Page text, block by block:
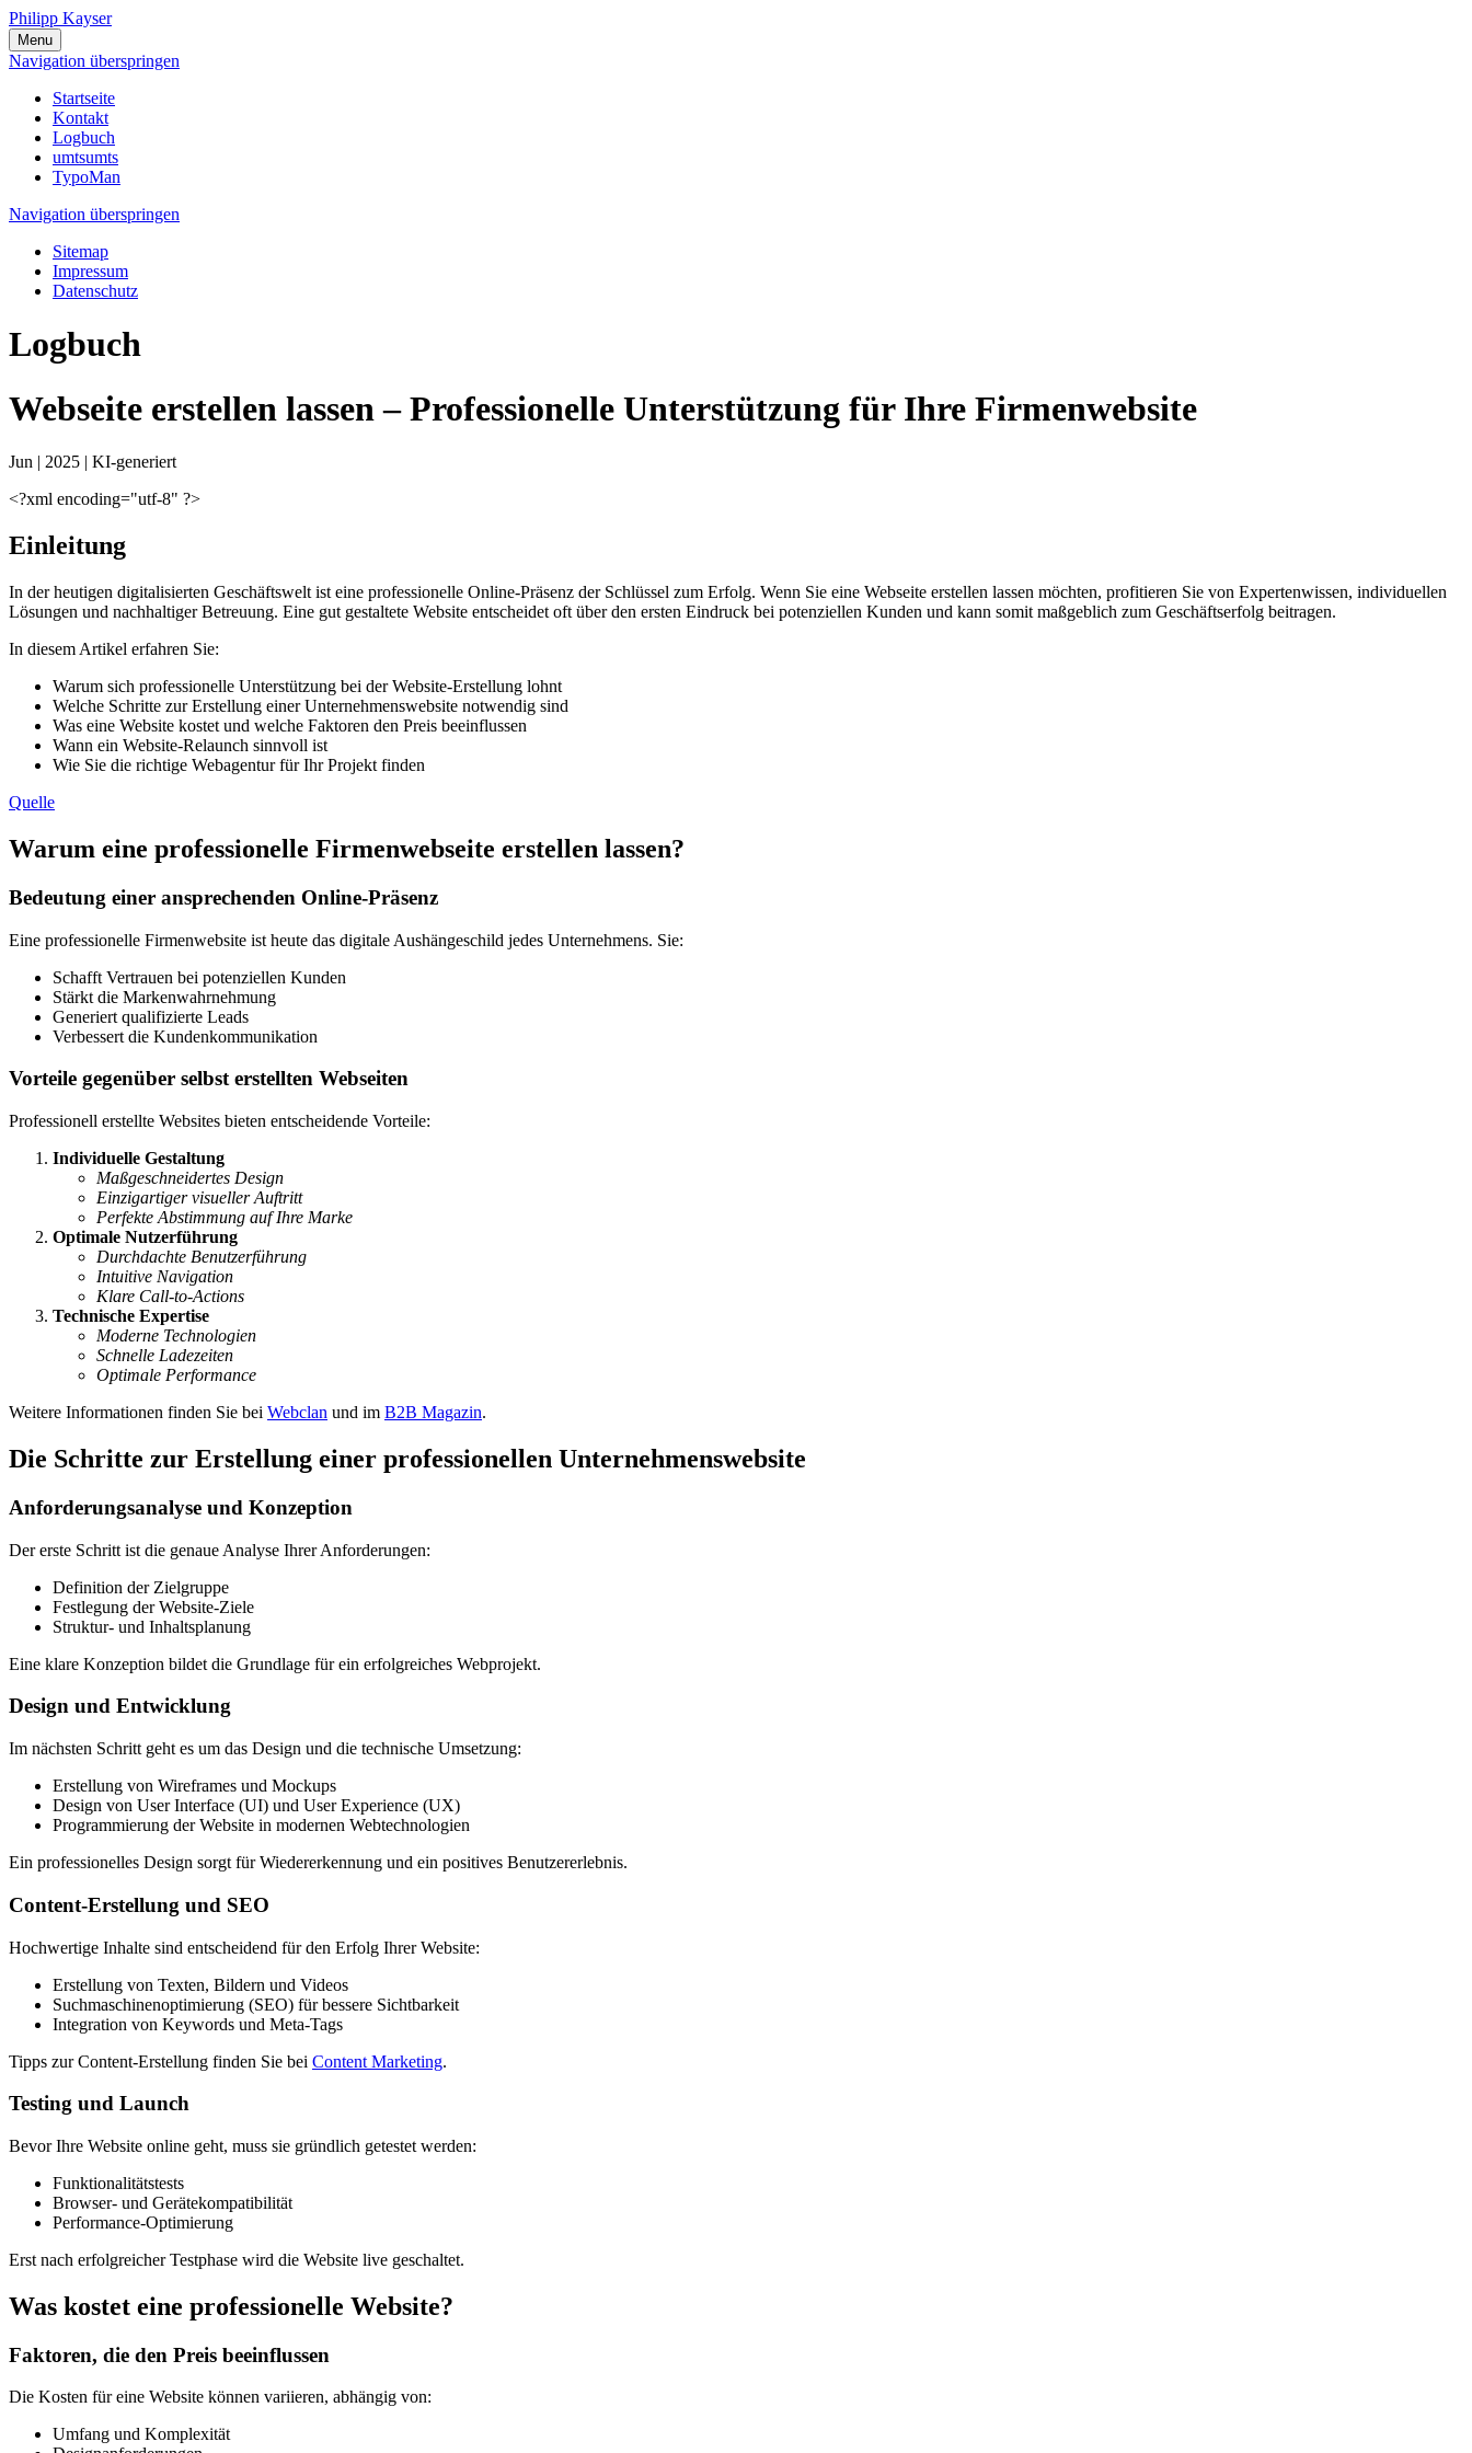
Philipp Kayser
Menu
Navigation überspringen
Startseite
Kontakt
Logbuch
umtsumts
TypoMan
Navigation überspringen
Sitemap
Impressum
Datenschutz
Logbuch
Webseite erstellen lassen – Professionelle Unterstützung für Ihre Firmenwebsite
Jun | 2025 | KI-generiert
<?xml encoding="utf-8" ?>
Einleitung
In der heutigen digitalisierten Geschäftswelt ist eine professionelle Online-Präsenz der Schlüssel zum Erfolg. Wenn Sie eine Webseite erstellen lassen möchten, profitieren Sie von Expertenwissen, individuellen
Lösungen und nachhaltiger Betreuung. Eine gut gestaltete Website entscheidet oft über den ersten Eindruck bei potenziellen Kunden und kann somit maßgeblich zum Geschäftserfolg beitragen.
In diesem Artikel erfahren Sie:
Warum sich professionelle Unterstützung bei der Website-Erstellung lohnt
Welche Schritte zur Erstellung einer Unternehmenswebsite notwendig sind
Was eine Website kostet und welche Faktoren den Preis beeinflussen
Wann ein Website-Relaunch sinnvoll ist
Wie Sie die richtige Webagentur für Ihr Projekt finden
Quelle
Warum eine professionelle Firmenwebseite erstellen lassen?
Bedeutung einer ansprechenden Online-Präsenz
Eine professionelle Firmenwebsite ist heute das digitale Aushängeschild jedes Unternehmens. Sie:
Schafft Vertrauen bei potenziellen Kunden
Stärkt die Markenwahrnehmung
Generiert qualifizierte Leads
Verbessert die Kundenkommunikation
Vorteile gegenüber selbst erstellten Webseiten
Professionell erstellte Websites bieten entscheidende Vorteile:
Individuelle Gestaltung
Maßgeschneidertes Design
Einzigartiger visueller Auftritt
Perfekte Abstimmung auf Ihre Marke
Optimale Nutzerführung
Durchdachte Benutzerführung
Intuitive Navigation
Klare Call-to-Actions
Technische Expertise
Moderne Technologien
Schnelle Ladezeiten
Optimale Performance
Weitere Informationen finden Sie bei Webclan und im B2B Magazin.
Die Schritte zur Erstellung einer professionellen Unternehmenswebsite
Anforderungsanalyse und Konzeption
Der erste Schritt ist die genaue Analyse Ihrer Anforderungen:
Definition der Zielgruppe
Festlegung der Website-Ziele
Struktur- und Inhaltsplanung
Eine klare Konzeption bildet die Grundlage für ein erfolgreiches Webprojekt.
Design und Entwicklung
Im nächsten Schritt geht es um das Design und die technische Umsetzung:
Erstellung von Wireframes und Mockups
Design von User Interface (UI) und User Experience (UX)
Programmierung der Website in modernen Webtechnologien
Ein professionelles Design sorgt für Wiedererkennung und ein positives Benutzererlebnis.
Content-Erstellung und SEO
Hochwertige Inhalte sind entscheidend für den Erfolg Ihrer Website:
Erstellung von Texten, Bildern und Videos
Suchmaschinenoptimierung (SEO) für bessere Sichtbarkeit
Integration von Keywords und Meta-Tags
Tipps zur Content-Erstellung finden Sie bei Content Marketing.
Testing und Launch
Bevor Ihre Website online geht, muss sie gründlich getestet werden:
Funktionalitätstests
Browser- und Gerätekompatibilität
Performance-Optimierung
Erst nach erfolgreicher Testphase wird die Website live geschaltet.
Was kostet eine professionelle Website?
Faktoren, die den Preis beeinflussen
Die Kosten für eine Website können variieren, abhängig von:
Umfang und Komplexität